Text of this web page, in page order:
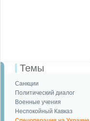
Темы
Санкции
Политический диалог
Военные учения
Неспокойный Кавказ